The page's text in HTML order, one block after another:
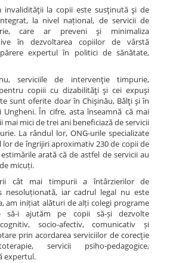
invalidităţii la copii este susţinută şi de
la nivel național, de servicii de
care ar preveni şi minimaliza
în dezvoltarea copiilor de vârstă
expertul în politici de sănătate,
serviciile de intervenţie timpurie,
copiii cu dizabilităţi şi cei expuşi
sunt oferite doar în Chişinău, Bălţi şi în
Ungheni. În cifre, asta înseamnă că mai
mai mici de trei ani beneficiază de servicii
La rândul lor, ONG-urile specializate
lor de îngrijiri aproximativ 230 de copii de
arată că de astfel de servicii au
micuți.
cât mai timpurii a întârzierilor de
nesoluționată, iar cadrul legal nu este
am inițiat alături de alți colegi programe
să-i ajutăm pe copii să-și dezvolte
socio-afectiv, comunicativ și
prin acordarea serviciilor de corecţie
servicii psiho-pedagogice,
expertul.